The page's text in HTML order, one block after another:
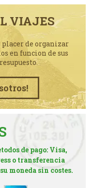
VIAJES
placer de organizar
en funcion de sus
de pago: Visa,
o transferencia
moneda sin costes.